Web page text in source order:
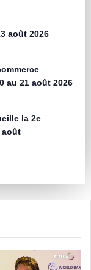
août 2026
au 21 août 2026
la 2e
août